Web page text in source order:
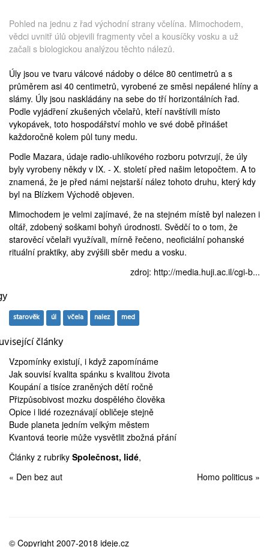
Pohled na jednu z řad východní strany včelína. Mimochodem,
vědci uvnitř úlů objevili fragmenty včel a kousíčky vosku a už
začali s biologickou analýzou těchto nálezů.
Úly jsou ve tvaru válcové nádoby o délce 80 centimetrů a s
průměrem asi 40 centimetrů, vyrobené ze směsi nepálené hlíny a
slámy. Úly jsou naskládány na sebe do tří horizontálních řad.
Podle vyjádření zkušených včelařů, kteří navštívili místo
vykopávek, toto hospodářství mohlo ve své době přinášet
každoročně kolem půl tuny medu.
Podle Mazara, údaje radio-uhlíkového rozboru potvrzují, že úly
byly vyrobeny někdy v IX. - X. století před našim letopočtem. A to
znamená, že je před námi nejstarší nález tohoto druhu, který kdy
byl na Blízkem Východě objeven.
Mimochodem je velmi zajímavé, že na stejném místě byl nalezen i
oltář, zdobený soškami bohyň úrodnosti. Svědčí to o tom, že
starověcí včelaři využívali, mírně řečeno, neoficiální pohanské
rituální praktiky, aby zvýšili sběr medu a vosku.
zdroj: http://media.huji.ac.il/cgi-b...
starověk úl včela nalez med
články
Vzpomínky existují, i když zapomínáme
Jak souvisí kvalita spánku s kvalitou života
Koupání a tisíce zraněných dětí ročně
Přizpůsobivost mozku dospělého člověka
Opice i lidé rozeznávají obličeje stejně
Bude planeta jedním velkým městem
Kvantová teorie může vysvětlit zbožná přání
Články z rubriky Společnost, lidé,
« Den bez aut
Homo politicus »
© Copyright 2007-2018 ideje.cz